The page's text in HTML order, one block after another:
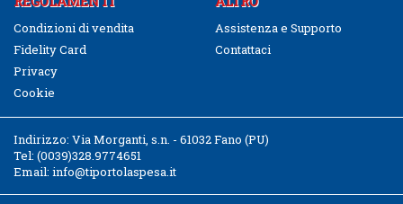
Condizioni di vendita
Fidelity Card
Privacy
Cookie
Assistenza e Supporto
Contattaci
Indirizzo: Via Morganti, s.n. - 61032 Fano (PU)
Tel: (0039)328.9774651
Email: info@tiportolaspesa.it